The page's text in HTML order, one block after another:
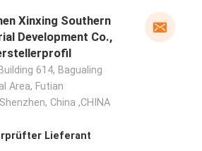
Xinxing Southern
Development Co.,
614, Bagualing
Area, Futian
China ,CHINA
Lieferant